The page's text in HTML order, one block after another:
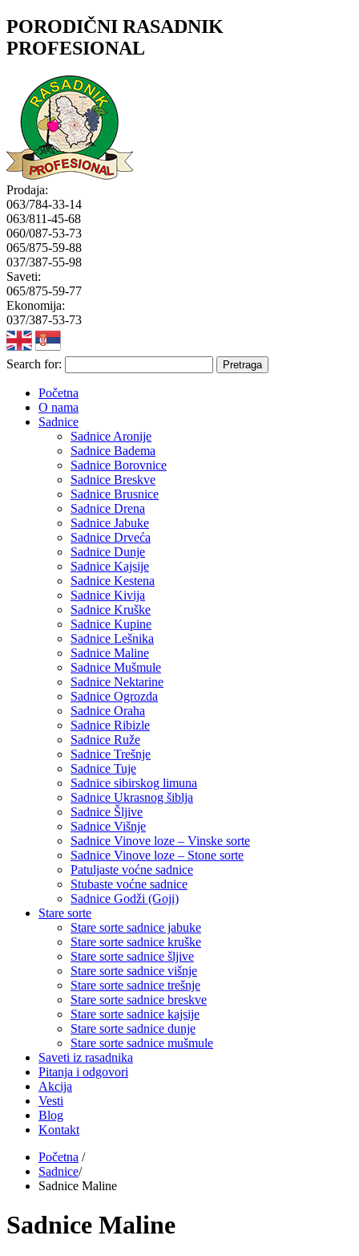
PORODIČNI RASADNIK
PROFESIONAL
Prodaja:
063/784-33-14
063/811-45-68
060/087-53-73
065/875-59-88
037/387-55-98
Saveti:
065/875-59-77
Ekonomija:
037/387-53-73
Search for:
Početna
O nama
Sadnice
Sadnice Aronije
Sadnice Badema
Sadnice Borovnice
Sadnice Breskve
Sadnice Brusnice
Sadnice Drena
Sadnice Jabuke
Sadnice Drveća
Sadnice Dunje
Sadnice Kajsije
Sadnice Kestena
Sadnice Kivija
Sadnice Kruške
Sadnice Kupine
Sadnice Lešnika
Sadnice Maline
Sadnice Mušmule
Sadnice Nektarine
Sadnice Ogrozda
Sadnice Oraha
Sadnice Ribizle
Sadnice Ruže
Sadnice Trešnje
Sadnice Tuje
Sadnice sibirskog limuna
Sadnice Ukrasnog šiblja
Sadnice Šljive
Sadnice Višnje
Sadnice Vinove loze – Vinske sorte
Sadnice Vinove loze – Stone sorte
Patuljaste voćne sadnice
Stubaste voćne sadnice
Sadnice Godži (Goji)
Stare sorte
Stare sorte sadnice jabuke
Stare sorte sadnice kruške
Stare sorte sadnice šljive
Stare sorte sadnice višnje
Stare sorte sadnice trešnje
Stare sorte sadnice breskve
Stare sorte sadnice kajsije
Stare sorte sadnice dunje
Stare sorte sadnice mušmule
Saveti iz rasadnika
Pitanja i odgovori
Akcija
Vesti
Blog
Kontakt
Početna /
Sadnice/
Sadnice Maline
Sadnice Maline